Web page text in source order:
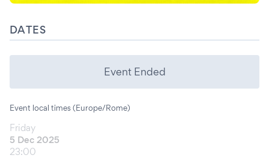
DATES
Event Ended
Event local times (Europe/Rome)
Friday
5 Dec 2025
23:00